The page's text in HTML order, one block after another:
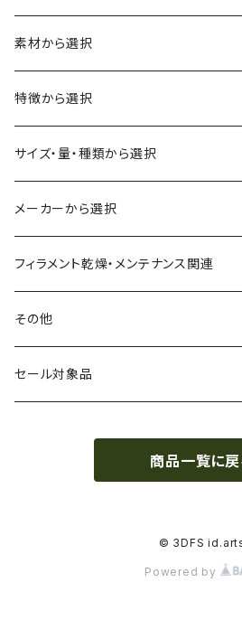
素材から選択
ABS
ASA（アクリル・スチレン・アクリロニトリ
CA（セルロース アセテート）
CPE（コポリエステル）
HIPS（スチレン系樹脂）
HTPLA
PA（ナイロン）
特徴から選択
食品対応
導電性
磁性
絶縁性
静電気放電（ESD）
アレルギー物質フリー
サイズ・量・種類から選択
お試し用少量サンプル
フィラメント径：1.75mm
フィラメント径：2.85mm
スプール単位
Bambuコイル対応
メーカーから選択
3D BROOKLYN
3DFuel
3DLAC
フィラメント乾燥・メンテナンス関連
フィラメント乾燥機
クリーニング
その他
交換用スプール
セール対象品
商品一覧に戻
© 3DFS
Powered by